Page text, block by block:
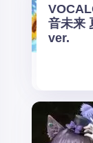
音未来
ver.